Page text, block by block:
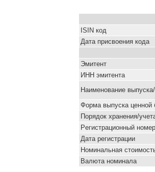
ISIN код
Дата присвоения кода
Эмитент
ИНН эмитента
Наименование
Форма выпуска ценной
Порядок хранения/
Pегистрационный номер
Дата регистрации
Номинальная
Валюта номинала